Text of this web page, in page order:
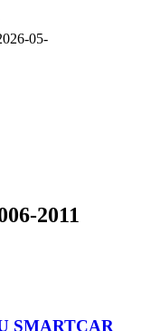
05-
2011
SMARTCAR